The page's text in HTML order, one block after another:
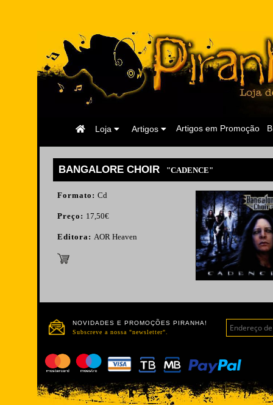
Artigos em Promoção
Artigos
Loja
Página
BANGALORE CHOIR "CADENCE"
Formato: Cd
Preço: 17,50€
Editora: AOR Heaven
NOVIDADES E PROMOÇÕES PIRANHA!
Subscreve a nossa "newsletter".